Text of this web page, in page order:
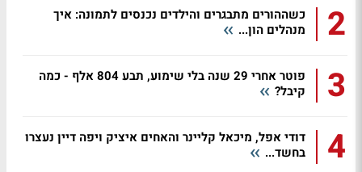
2
כשההורים מתבגרים והילדים נכנסים לתמונה: איך
מנהלים הון...
3
פוטר אחרי 29 שנה בלי שימוע, תבע 804 אלף - כמה
קיבל?
4
דודי אפל, מיכאל קליינר והאחים איציק ויפה דיין נעצרו
בחשד...